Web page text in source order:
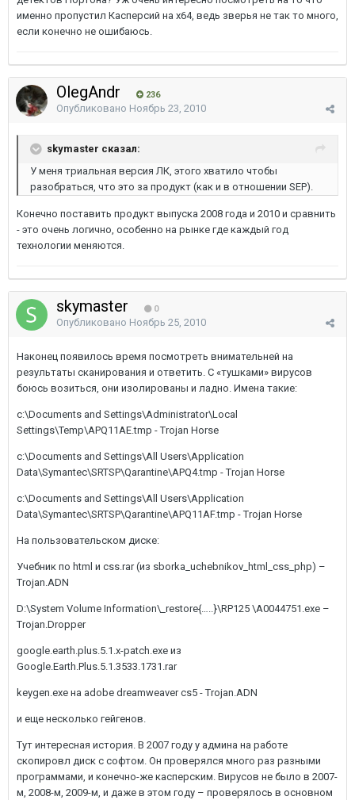
именно пропустил Касперсий на x64, ведь зверья не так то много,
если конечно не ошибаюсь.
OlegAndr 236
Опубликовано Ноябрь 23, 2010
skymaster сказал:
У меня триальная версия ЛК, этого хватило чтобы
разобраться, что это за продукт (как и в отношении SEP).
Конечно поставить продукт выпуска 2008 года и 2010 и сравнить
- это очень логично, особенно на рынке где каждый год
технологии меняются.
skymaster 0
Опубликовано Ноябрь 25, 2010
Наконец появилось время посмотреть внимательней на
результаты сканирования и ответить. С «тушками» вирусов
боюсь возиться, они изолированы и ладно. Имена такие:
c:\Documents and Settings\Administrator\Local
Settings\Temp\APQ11AE.tmp - Trojan Horse
c:\Documents and Settings\All Users\Application
Data\Symantec\SRTSP\Qarantine\APQ4.tmp - Trojan Horse
c:\Documents and Settings\All Users\Application
Data\Symantec\SRTSP\Qarantine\APQ11AF.tmp - Trojan Horse
На пользовательском диске:
Учебник по html и css.rar (из sborka_uchebnikov_html_css_php) –
Trojan.ADN
D:\System Volume Information\_restore{…..}\RP125 \A0044751.exe –
Trojan.Dropper
google.earth.plus.5.1.x-patch.exe из
Google.Earth.Plus.5.1.3533.1731.rar
keygen.exe на adobe dreamweaver cs5 - Trojan.ADN
и еще несколько гейгенов.
Тут интересная история. В 2007 году у админа на работе
скопировл диск с софтом. Он проверялся много раз разными
программами, и конечно-же касперским. Вирусов не было в 2007-
м, 2008-м, 2009-м, и даже в этом году – проверялось в основном